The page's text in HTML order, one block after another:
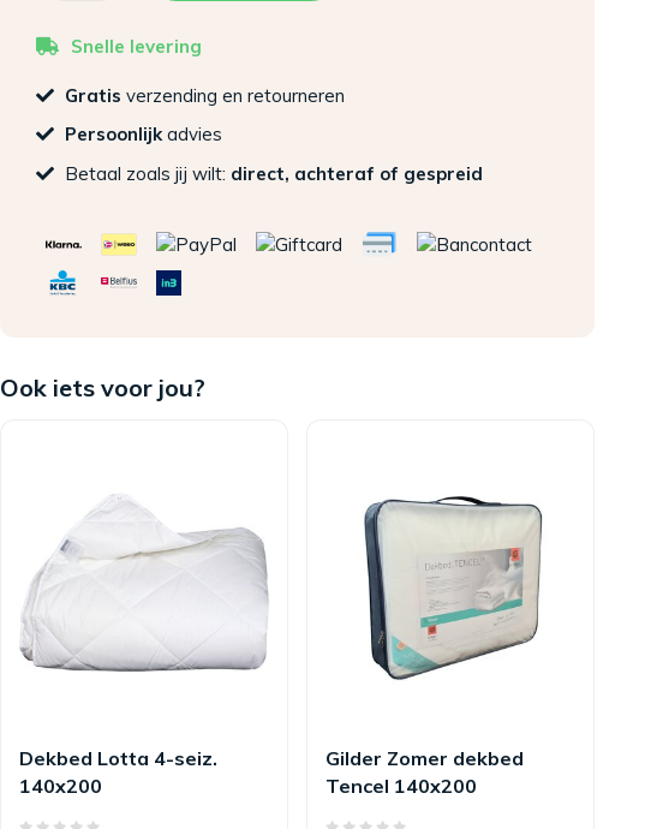
Snelle levering
Gratis verzending en retourneren
Persoonlijkadvies
Betaal zoals jij wilt: direct, achteraf of gespreid
Ook iets voor jou?
Dekbed Lotta 4-seiz.
140x200
Gilder Zomer dekbed
Tencel 140x200